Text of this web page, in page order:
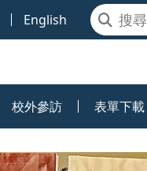
English
校外參訪 表單下載